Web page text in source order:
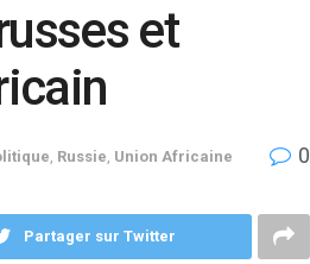
et
Russie Union Africaine 0
Partager sur Twitter